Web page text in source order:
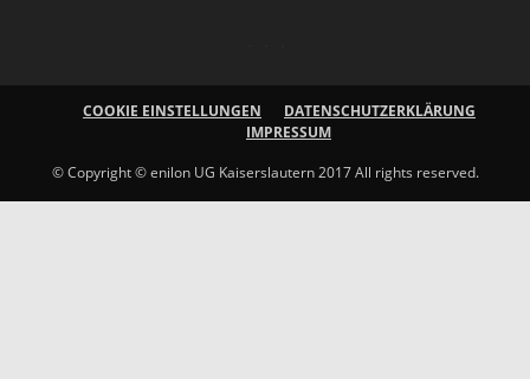
COOKIE EINSTELLUNGEN
DATENSCHUTZERKLÄRUNG
IMPRESSUM
© Copyright © enilon UG Kaiserslautern 2017 All rights reserved.